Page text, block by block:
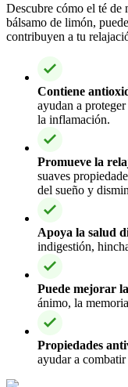
Descubre cómo el té de
bálsamo de limón,
contribuyen a tu
Contiene
ayudan a
la inflamación.
Promueve la
suaves
del sueño y
Apoya la salud
indigestión,
Puede mejorar
ánimo, la
Propiedades
ayudar a